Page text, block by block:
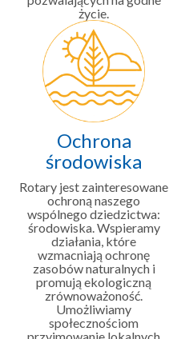
życie.
Ochrona
środowiska
Rotary jest zainteresowane
ochroną naszego
wspólnego dziedzictwa:
środowiska. Wspieramy
działania, które
wzmacniają ochronę
zasobów naturalnych i
promują ekologiczną
zrównoważoność.
Umożliwiamy
społecznościom